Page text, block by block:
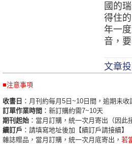
國的
得住
年一
音，
文章
■注意事項
收書日 ：月刊約每月5日~10日間，逾期未
訂單作業時間 ：新訂購約需7~10天
期刊起始 ：當月訂購，統一次月寄出（因
續訂戶 ：請填寫地址後加【續訂戶請接續】
雜誌贈品，當月訂購，統一次月底寄出， 若